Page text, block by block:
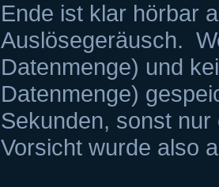
Ende ist klar hörbar
Auslösegeräusch.
Datenmenge) und
Datenmenge)
Sekunden, sonst
Vorsicht wurde also